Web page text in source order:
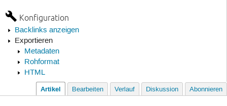
Konfiguration
Backlinks anzeigen
Exportieren
Metadaten
Rohformat
HTML
Artikel Bearbeiten Verlauf Diskussion Abonnieren